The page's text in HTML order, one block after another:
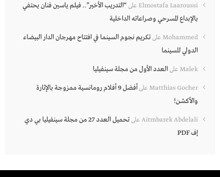
Elmostafa Laaroussi على“التدريب الأخير”.. فيلم ياسين فنان يحتفي
بالإبداع المسرحي وصراعاته الداخلية
Mohammed علىتكريم نجوم السينما في افتتاح مهرجان الدار البيضاء
الدولي للسينما
Malek علىالعدد الأول من مجلة سينفيليا
Matthias Gocher على
أفضل 9 أفلام رومانسية ممزوجة بالإثارة
والأكشن!
Aitmbarek Abdelali على
تحميل العدد 27 من مجلة سينفيليا بي دي
إف PDF